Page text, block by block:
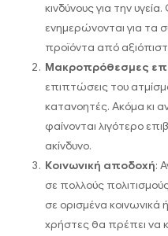
κινδύνους για την
ενημερώνονται για τα
προϊόντα από
Μακροπρόθεσμες
επιπτώσεις του
κατανοητές. Ακόμα κι
φαίνονται λιγότερο
ακίνδυνο.
Κοινωνική αποδοχή:
σε πολλούς
σε ορισμένα κοινωνικά
χρήστες θα πρέπει να